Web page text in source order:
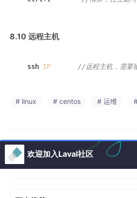
8.10 远程主机
  ssh
IP //远程主机，需要
# linux # centos # 运维
欢迎加入Laval社区